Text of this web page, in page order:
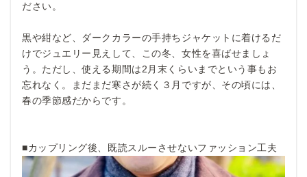
ださい。
黒や紺など、ダークカラーの手持ちジャケットに着けるだ
けでジュエリー見えして、この冬、女性を喜ばせましょ
う。ただし、使える期間は2月末くらいまでという事もお
忘れなく。まだまだ寒さが続く３月ですが、その頃には、
春の季節感だからです。
■カップリング後、既読スルーさせないファッション工夫